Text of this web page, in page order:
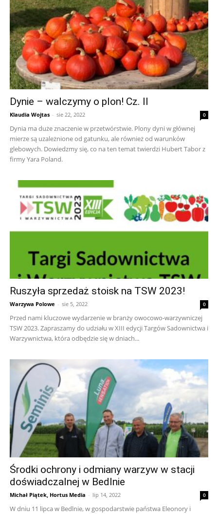
Dynie – walczymy o plon! Cz. II
Klaudia Wojtas - sie 22, 2022 0
Dynia ma duże znaczenie w przetwórstwie. Plony dyni w głównej
mierze są uzależnione od gatunku, ale również od warunków
glebowych. Dowiedzmy się, co na ten temat twierdzi Hubert Tabor z
firmy Yara Poland.
Ruszyła sprzedaż stoisk na TSW 2023!
Warzywa Polowe - sie 5, 2022 0
Przed nami kluczowe wydarzenie w branży owocowo-warzywniczej
TSW 2023. Zapraszamy do udziału w XIII edycji Targów Sadownictwa i
Warzywnictwa, która odbędzie się w dniach...
Środki ochrony i odmiany warzyw w stacji
doświadczalnej w Bedlnie
Michał Piątek, Hortus Media - lip 14, 2022 0
W dniu 11 lipca w Bedlnie, w gospodarstwie państwa Eleonory i